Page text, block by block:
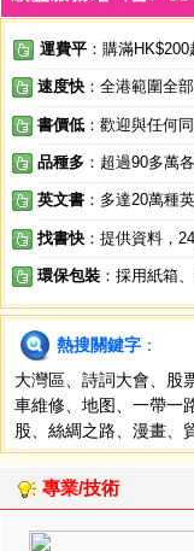
運費平 ：購滿
速度快 ：全港範圍全
書價低 ：歡迎與任何
品種多 ：超過90多萬
英文書 ：多達20萬種
找書快 ：提供資料，
環保包裝 ：採用紙箱
熱搜關鍵字 ：
大灣區
詩詞大會 股
車維修
地图 一帶一
股
絲綢之路 漫畫
專業/技術